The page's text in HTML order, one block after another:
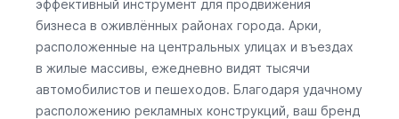
эффективный инструмент для продвижения
бизнеса в оживлённых районах города. Арки,
расположенные на центральных улицах и въездах
в жилые массивы, ежедневно видят тысячи
автомобилистов и пешеходов. Благодаря удачному
расположению рекламных конструкций, ваш бренд